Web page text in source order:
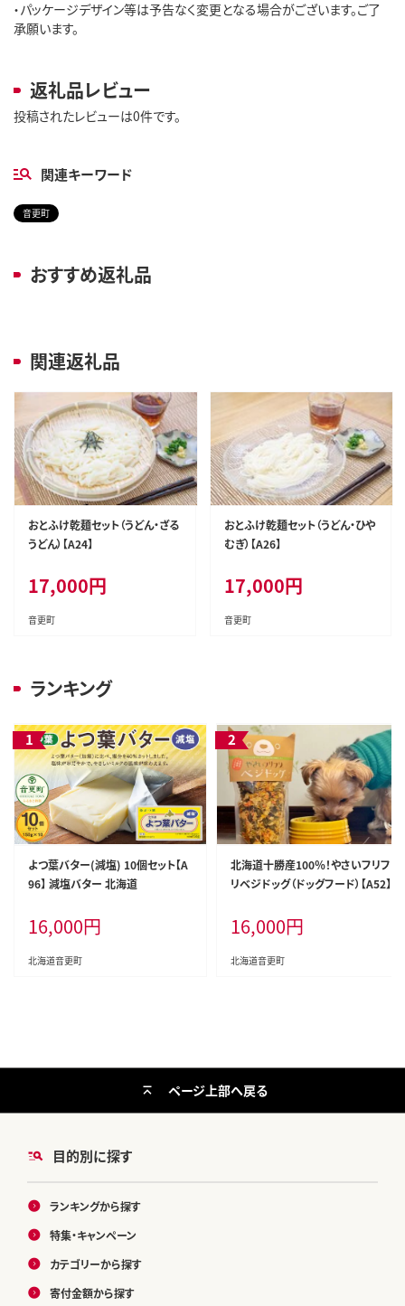
・パッケージデザイン等は予告なく変更となる場合がございます。ご了
承願います。
返礼品レビュー
投稿されたレビューは0件です。
関連キーワード
音更町
おすすめ返礼品
関連返礼品
おとふけ乾麺セット（うどん・ざる
うどん）【A24】
17,000円
音更町
おとふけ乾麺セット（うどん・ひや
むぎ）【A26】
17,000円
音更町
ランキング
よつ葉バター(減塩) 10個セット【A
96】 減塩バター 北海道
16,000円
北海道音更町
北海道十勝産100％！やさいフリフ
リベジドッグ（ドッグフード）【A52】
16,000円
北海道音更町
目的別に探す
ランキングから探す
特集・キャンペーン
カテゴリーから探す
寄付金額から探す
ページ上部へ戻る